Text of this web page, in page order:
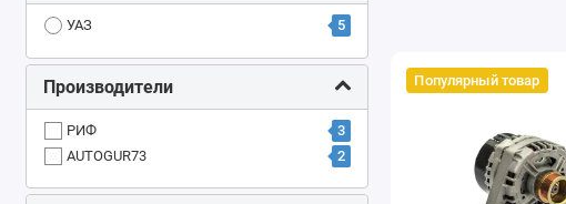
УАЗ 5
Производители
РИФ
3
AUTOGUR73
2
Популярный товар